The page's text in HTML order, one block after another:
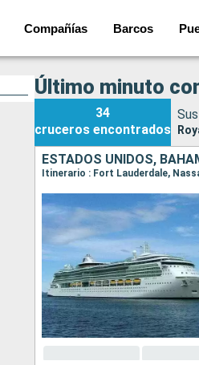
Compañías Barcos
Último minuto
34
cruceros encontrados
ESTADOS UNIDOS,
Itinerario : Fort Lauderdale,